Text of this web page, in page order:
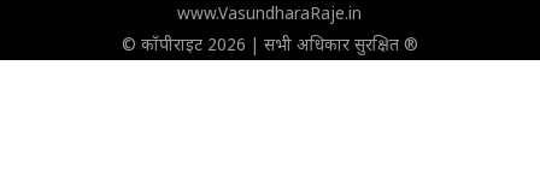
www.VasundharaRaje.in
© कॉपीराइट 2026 | सभी अधिकार सुरक्षित ®